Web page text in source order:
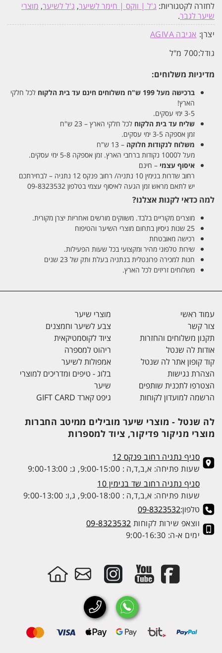
לחזרה לקטגוריות: ג'ל | ווקס | חימר לשיער, ג'ל לשיער, מוצרי
שיער לגבר.
יצרן: אגיבה AGIVA
גודל:700 מ"ל
מדיניות משלוחים:
ברכישה מעל 199 ש"ח משלוחים חינם עד בית הלקוח לכל חלקי
הארץ!
3-5 ימי עסקים.
שליח עד בית הלקוח לכל חלקי הארץ – 23 ש"ח
זמן אספקה 3-5 ימי עסקים.
משלוח לנקודות חלוקה – 13 ש"ח
מעל ל1000 נקודות ברחבי הארץ. זמן אספקה 5-8 ימי עסקים.
איסוף עצמי – חינם
רחוב שדרות בנימין 10 נתניה/ רחוב פנקס 12 נתניה – לבחירתכם
יש לתאם מראש זמן הגעה לאיסוף עצמי בטלפון 09-8323532
למה כדאי לקנות אצלנו?
מוצרים מקוריים בלבד. משווקים מורשים ואחריות יצרן מקורית.
25 שנות ניסיון בתחום מוצרי השיער והטיפוח
רכישה מאובטחת
שירות טלפוני מהיר ומקצועי בכל שעות הפעילות.
חנות למכירה פרונטלית בנתניה בעלת ותק של 23 שנים
משלוחים זריזים לכל הארץ.
עמוד ראשי
צור קשר
תקנון משלוחים והחזרות
אודות לה שנטל
קוד קופון אתר לה שנטל
הצהרת נגישות
הצטרפו לתכנית שותפים
הרשמה למועדון לקוחות
מוצרי שיער
צבע לשיער וחמצנים
ציוד לקוסמטיקאית
ריהוט למספרה
אמפולות לשיער
בלוג - טיפים ומדריכים למוצרי
שיער
גיפט קארד GIFT CARD
לה שנטל - מוצרי שיער מובילים ממיטב החברות
מוצרי מניקור פדיקור, ציוד למספרות
סניף נתניה רחוב פנקס 12
שעות פתיחה: א,ב,ד,ה : 9:00-15:00, ג: 9:00-13:00
סניף נתניה רחוב שד בנימין 10
שעות פתיחה: א,ב,ד,ה : 9:00-18:00, ג,ו: 9:00-13:00
טלפון:09-8323532
ווצאפ שירות לקוחות 09-8323532
ימים א-ה: 9:00-16:30